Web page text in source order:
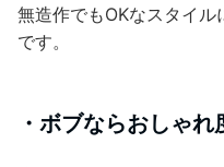
無造作でもOKなスタイ
です。
・ボブならおしゃ